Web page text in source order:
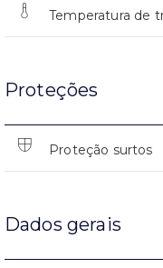
Temperatura de
Proteções
Proteção surtos
Dados gerais